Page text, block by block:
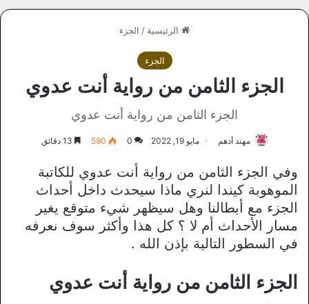
الرئيسية / الجزء
الجزء
الجزء الثامن من رواية أنت عدوي
الجزء الثامن من رواية أنت عدوي
مهند أدهم مايو 19, 2022 0
590
وفي الجزء الثامن من رواية أنت عدوي للكاتبة
الموهوبة كيندا لنري ماذا سيحدث داخل أحداث
الجزء مع أبطالنا وهل سيظهر شيء متوقع يغير
مسار الأحداث أم لا ؟ كل هذا وأكثر سوف نعرفه
في السطور التالية بإذن الله .
الجزء الثامن من رواية أنت عدوي